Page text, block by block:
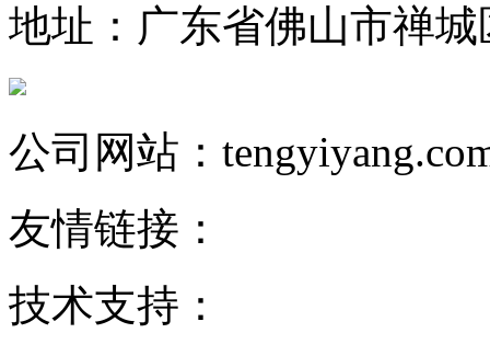
地址：广东省佛山市禅
公司网站：
友情链接：
技术支持：